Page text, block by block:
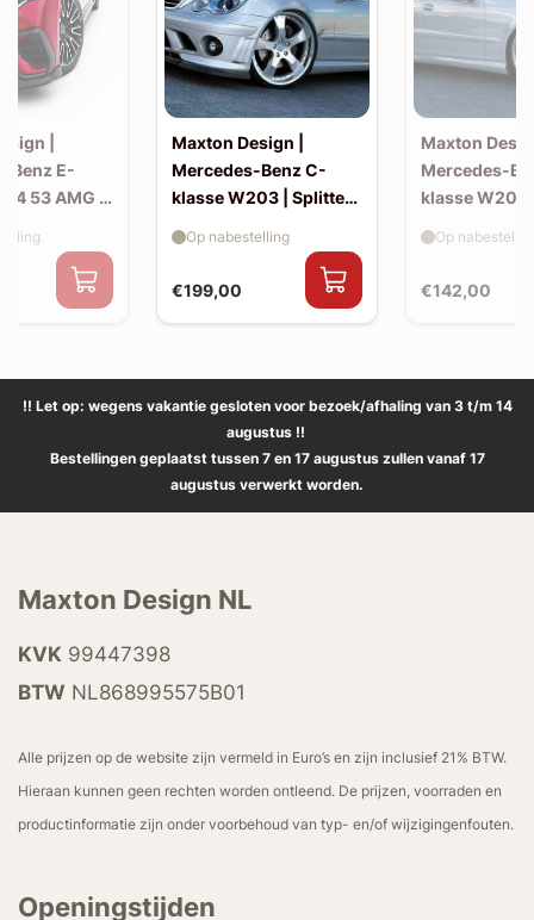
|
Benz E-
53 AMG |
Maxton Design |
Mercedes-Benz C-
klasse W203 | Splitter
bumper)
€199,00
Op nabestelling
Maxton
Mercedes-
klasse W203
€142,00
Op
!! Let op: wegens vakantie gesloten voor bezoek/afhaling van 3 t/m 14
augustus !!
Bestellingen geplaatst tussen 7 en 17 augustus zullen vanaf 17
augustus verwerkt worden.
Maxton Design NL
KVK 99447398
BTW NL868995575B01
Alle prijzen op de website zijn vermeld in Euro’s en zijn inclusief 21% BTW.
Hieraan kunnen geen rechten worden ontleend. De prijzen, voorraden en
productinformatie zijn onder voorbehoud van typ- en/of wijzigingenfouten.
Openingstijden